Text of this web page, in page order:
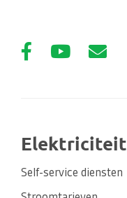
Elektriciteit
Self-service diensten